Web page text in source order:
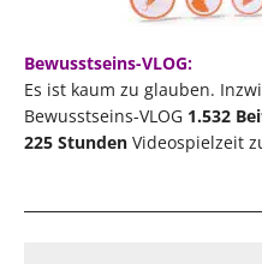
Bewusstseins-VLOG:
Es ist kaum zu glauben.
Bewusstseins-VLOG 1.532
225 Stunden Videospielzeit